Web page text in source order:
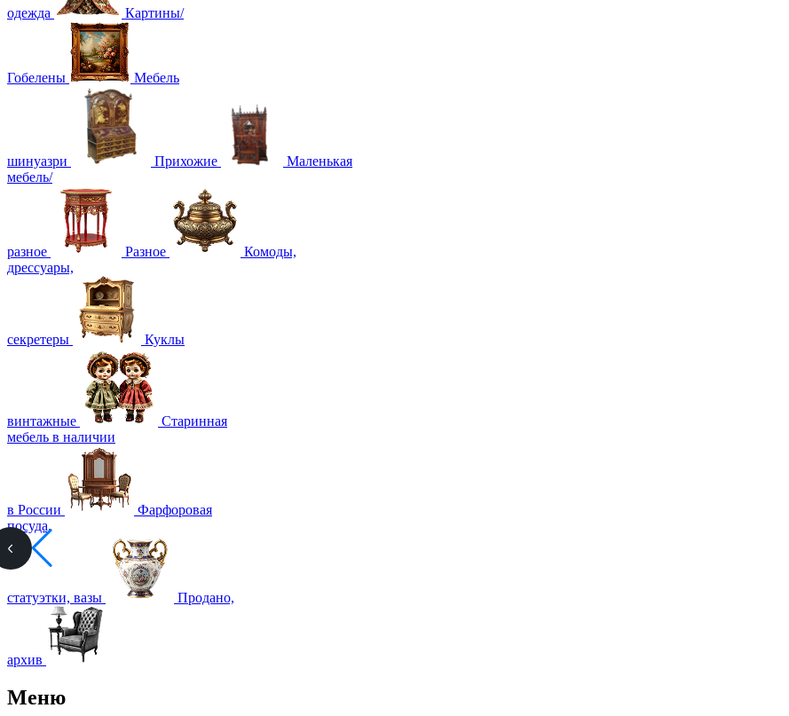
одежда Картины/
Гобелены Мебель
шинуазри Прихожие
Маленькая
мебель/
разное Разное
Комоды,
дрессуары,
секретеры Куклы
винтажные
Старинная
мебель в наличии
в России
Фарфоровая
посуда,
статуэтки, вазы Продано,
архив
Меню